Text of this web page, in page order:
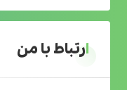
ارتباط با من